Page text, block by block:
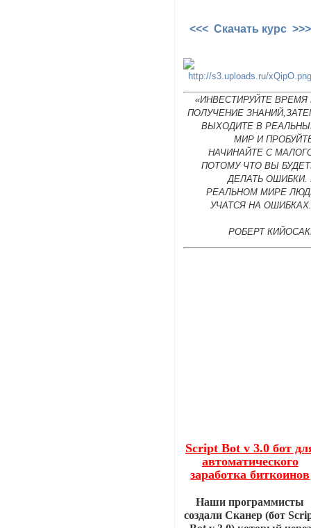
<<< Скачать курс >>>
«ИНВЕСТИРУЙТЕ ВРЕМЯ
ПОЛУЧЕНИЕ
ВЫХОДИТЕ В
МИР И
НАЧИНАЙТЕ С
ПОТОМУ ЧТО ВЫ
ДЕЛАТЬ ОШИБКИ.
РЕАЛЬНОМ МИРЕ
УЧАТСЯ НА
РОБЕРТ
Script Bot v 3.0 бот
автоматического
заработка биткоинов
Наши программисты
создали Сканер (бот